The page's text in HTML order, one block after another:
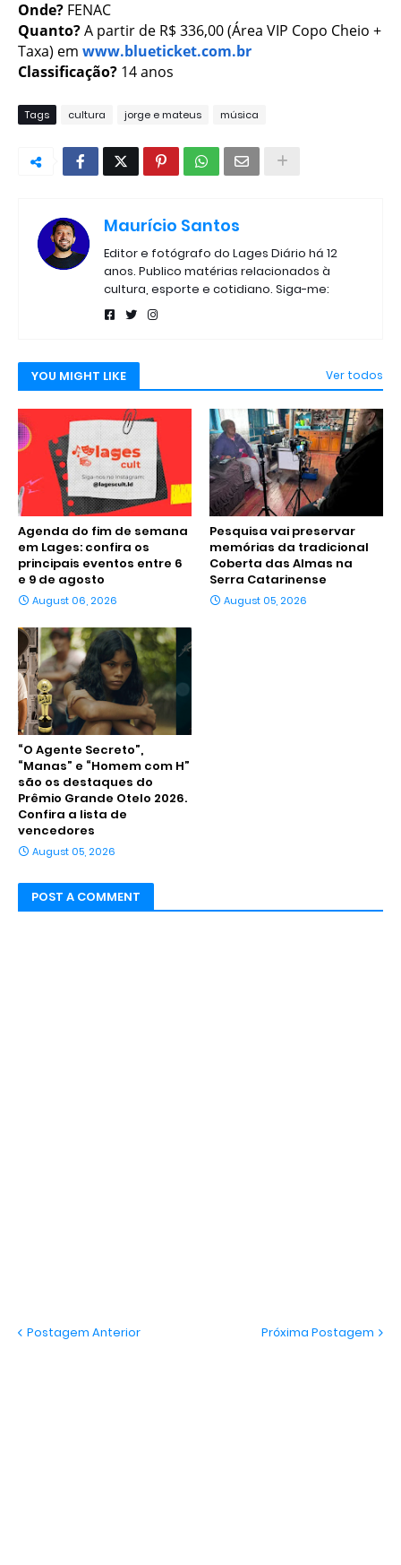
Onde? FENAC
Quanto?A partir de R$ 336,00 (Área VIP Copo Cheio +
Taxa) em www.blueticket.com.br
Classificação? 14 anos
Tags cultura jorge e mateus música
Maurício Santos
Editor e fotógrafo do Lages Diário há 12
anos. Publico matérias relacionados à
cultura, esporte e cotidiano. Siga-me:
YOU MIGHT LIKE Ver todos
Agenda do fim de semana
em Lages: confira os
principais eventos entre 6
e 9 de agosto
August 06, 2026
Pesquisa vai preservar
memórias da tradicional
Coberta das Almas na
Serra Catarinense
August 05, 2026
“O Agente Secreto”,
“Manas” e “Homem com H”
são os destaques do
Prêmio Grande Otelo 2026.
Confira a lista de
vencedores
August 05, 2026
POST A COMMENT
Postagem Anterior Próxima Postagem